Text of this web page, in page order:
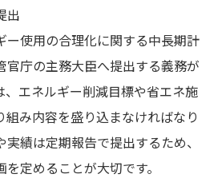
出
ー使用の合理化に関する中長期計
官庁の主務大臣へ提出する義務が
、エネルギー削減目標や省エネ施
み内容を盛り込まなければなり
績は定期報告で提出するため、
定めることが大切です。